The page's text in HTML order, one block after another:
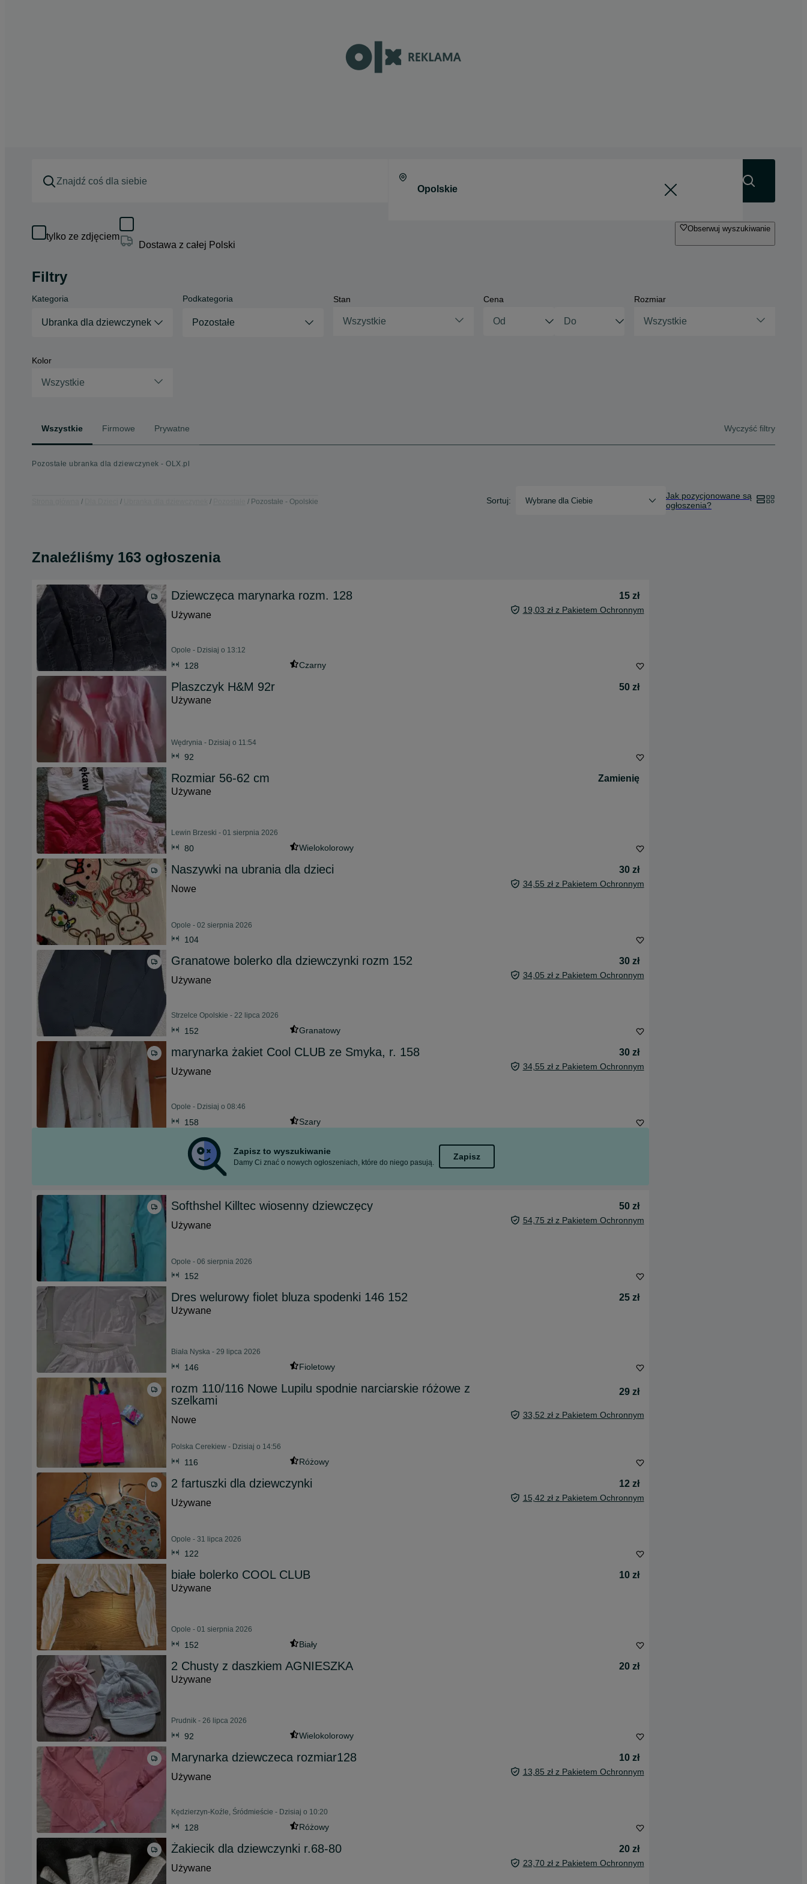
tylko ze zdjęciem
Dostawa z całej Polski
Obserwuj wyszukiwanie
Filtry
Kategoria
Ubranka dla dziewczynek
Podkategoria
Pozostałe
Stan
Wszystkie
Cena Rozmiar
Wszystkie
Kolor
Wszystkie
Wszystkie Firmowe Prywatne Wyczyść filtry
Pozostałe ubranka dla dziewczynek - OLX.pl
Pozostałe - Opolskie Sortuj: Wybrane dla Ciebie
Jak pozycjonowane są
ogłoszenia?
Znaleźliśmy 163 ogłoszenia
Dziewczęca marynarka rozm. 128
15 zł
Używane
19,03 zł z Pakietem Ochronnym
Opole - Dzisiaj o 13:12
128 Czarny
Plaszczyk H&M 92r
50 zł
Używane
Wędrynia - Dzisiaj o 11:54
92
Rozmiar 56-62 cm
Zamienię
Używane
Lewin Brzeski - 01 sierpnia 2026
80 Wielokolorowy
Naszywki na ubrania dla dzieci
30 zł
Nowe
34,55 zł z Pakietem Ochronnym
Opole - 02 sierpnia 2026
104
Granatowe bolerko dla dziewczynki rozm 152
30 zł
Używane
34,05 zł z Pakietem Ochronnym
Strzelce Opolskie - 22 lipca 2026
152 Granatowy
marynarka żakiet Cool CLUB ze Smyka, r. 158
30 zł
Używane
34,55 zł z Pakietem Ochronnym
Opole - Dzisiaj o 08:46
158 Szary
Zapisz to wyszukiwanie
Damy Ci znać o nowych ogłoszeniach, które do niego pasują.
Zapisz
Softhshel Killtec wiosenny dziewczęcy
50 zł
Używane
54,75 zł z Pakietem Ochronnym
Opole - 06 sierpnia 2026
152
Dres welurowy fiolet bluza spodenki 146 152
25 zł
Używane
Biała Nyska - 29 lipca 2026
146 Fioletowy
rozm 110/116 Nowe Lupilu spodnie narciarskie różowe z
szelkami
29 zł
Nowe 33,52 zł z Pakietem Ochronnym
Polska Cerekiew - Dzisiaj o 14:56
116 Różowy
2 fartuszki dla dziewczynki
12 zł
Używane
15,42 zł z Pakietem Ochronnym
Opole - 31 lipca 2026
122
białe bolerko COOL CLUB
10 zł
Używane
Opole - 01 sierpnia 2026
152 Biały
2 Chusty z daszkiem AGNIESZKA
20 zł
Używane
Prudnik - 26 lipca 2026
92 Wielokolorowy
Marynarka dziewczeca rozmiar128
10 zł
Używane
13,85 zł z Pakietem Ochronnym
Kędzierzyn-Koźle, Śródmieście - Dzisiaj o 10:20
128 Różowy
Żakiecik dla dziewczynki r.68-80
20 zł
Używane
23,70 zł z Pakietem Ochronnym